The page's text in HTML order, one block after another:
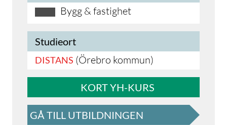
Bygg & fastighet
Studieort
DISTANS (Örebro kommun)
KORT YH-KURS
GÅ TILL UTBILDNINGEN